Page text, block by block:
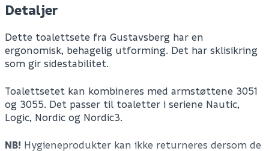
Detaljer
Dette toalettsete fra Gustavsberg har en
ergonomisk, behagelig utforming. Det har sklisikring
som gir sidestabilitet.
Toalettsetet kan kombineres med armstøttene 3051
og 3055. Det passer til toaletter i seriene Nautic,
Logic, Nordic og Nordic3.
NB! Hygieneprodukter kan ikke returneres dersom de